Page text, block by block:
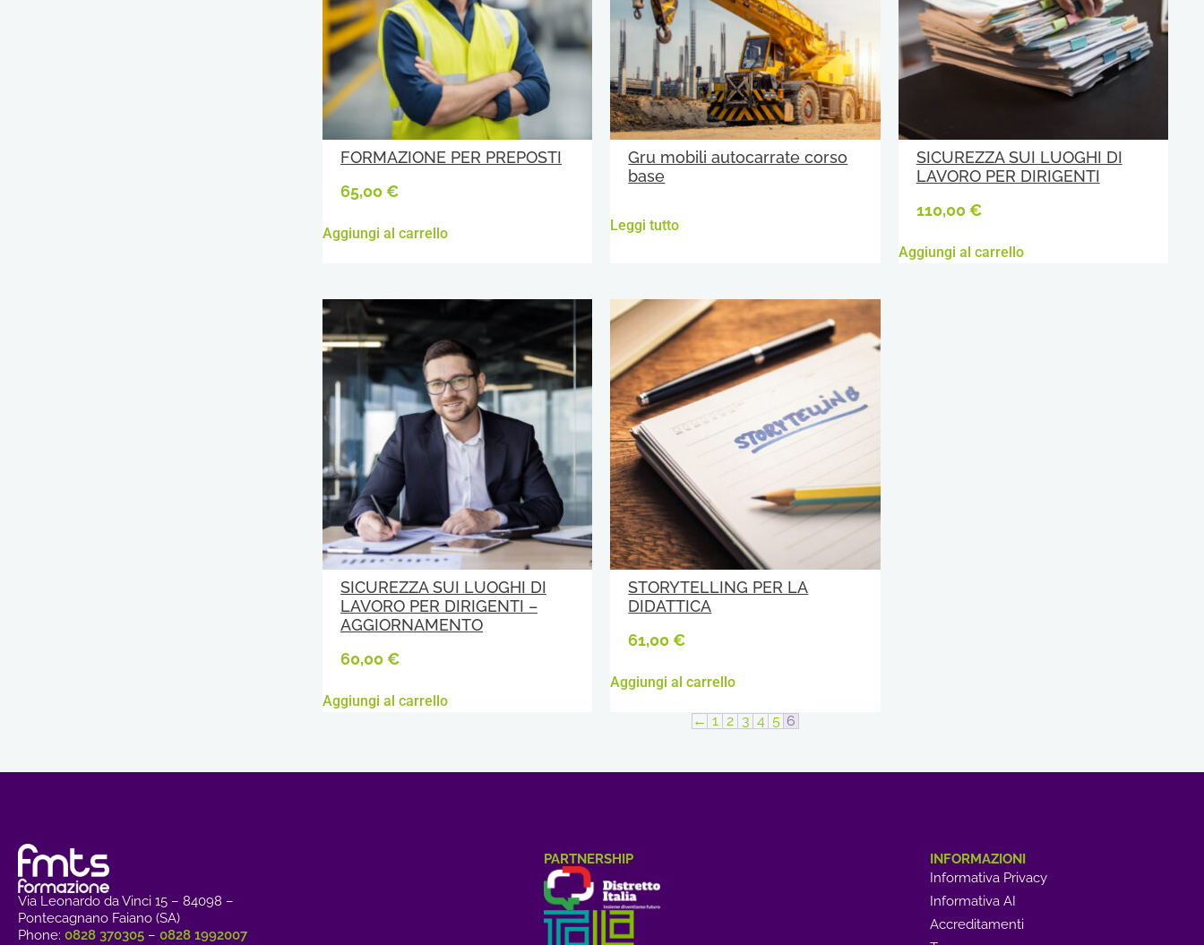
FORMAZIONE PER PREPOSTI
65,00 €
Aggiungi al carrello
Gru mobili autocarrate corso
base
Leggi tutto
SICUREZZA SUI LUOGHI DI
LAVORO PER DIRIGENTI
110,00 €
Aggiungi al carrello
SICUREZZA SUI LUOGHI DI
LAVORO PER DIRIGENTI –
AGGIORNAMENTO
60,00 €
Aggiungi al carrello
STORYTELLING PER LA
DIDATTICA
61,00 €
Aggiungi al carrello
← 1 2 3 4 5 6
Via Leonardo da Vinci 15 – 84098 –
Pontecagnano Faiano (SA)
Phone: 0828 370305 – 0828 1992007
PARTNERSHIP
INFORMAZIONI
Informativa Privacy
Informativa AI
Accreditamenti